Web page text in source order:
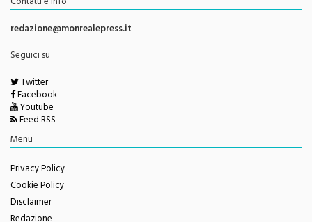
Direttore ResponsabileGiorgio Vaiana
Contatti e info
redazione@monrealepress.it
Seguici su
Twitter
Facebook
Youtube
Feed RSS
Privacy Policy
Cookie Policy